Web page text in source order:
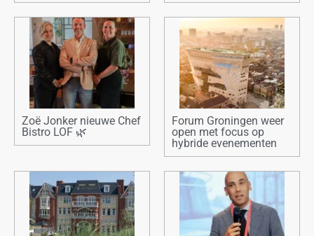
Zoë Jonker nieuwe Chef
Bistro LOF 🌿
Forum Groningen weer
open met focus op
hybride evenementen